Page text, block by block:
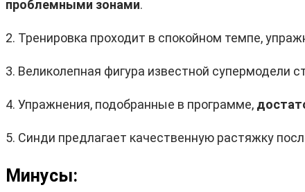
проблемными зонами.
2. Тренировка проходит в спокойном темпе,
3. Великолепная фигура известной супермодели
4. Упражнения, подобранные в программе,
5. Синди предлагает качественную растяжку
Минусы: